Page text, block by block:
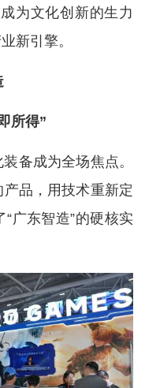
为文化创新的生力
新引擎。
所得”
备成为全场焦点。
品，用技术重新定
广东智造”的硬核实